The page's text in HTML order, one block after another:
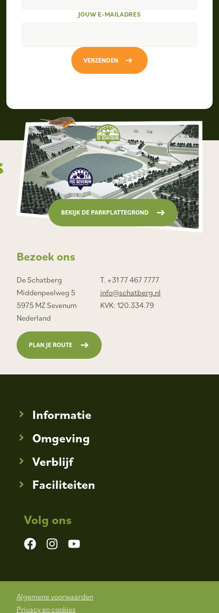
JOUW E-MAILADRES
VERZENDEN
Informatie
Omgeving
Verblijf
Faciliteiten
Volg ons
Bezoek ons
De Schatberg
Middenpeelweg 5
5975 MZ Sevenum
Nederland
T. +31 77 467 7777
info@schatberg.nl
KVK: 120.334.79
PLAN JE ROUTE
BEKIJK DE PARKPLATTEGROND
Algemene voorwaarden
Privacy en cookies